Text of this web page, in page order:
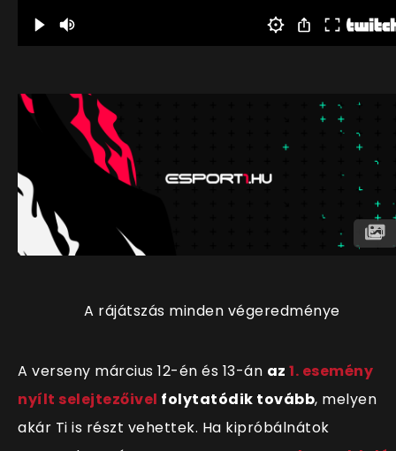
A rájátszás minden végeredménye
A verseny március 12-én és 13-án az 1. esemény
nyílt selejtezőivel folytatódik tovább, melyen
akár Ti is részt vehettek. Ha kipróbálnátok